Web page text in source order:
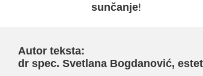
sunčanje!
Autor teksta:
dr spec. Svetlana Bogdanović,